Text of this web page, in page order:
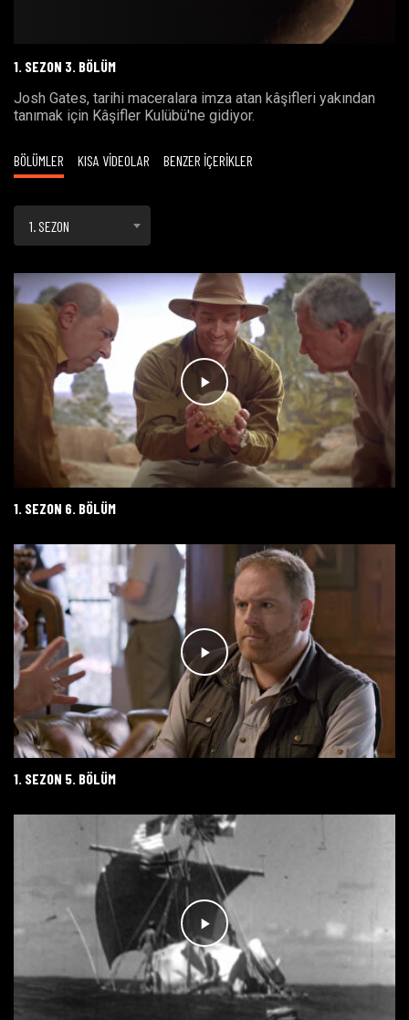
Oynat
1. SEZON 3. BÖLÜM
Josh Gates, tarihi maceralara imza atan kâşifleri yakından
tanımak için Kâşifler Kulübü'ne gidiyor.
BÖLÜMLER KISA VİDEOLAR BENZER İÇERİKLER
1. SEZON
1. SEZON 6. BÖLÜM
1. SEZON 5. BÖLÜM